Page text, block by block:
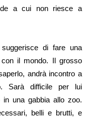
a cui non riesce a
di fare una
con il mondo. Il grosso
andrà incontro a
Sarà difficile per lui
in una gabbia allo zoo.
belli e brutti, e